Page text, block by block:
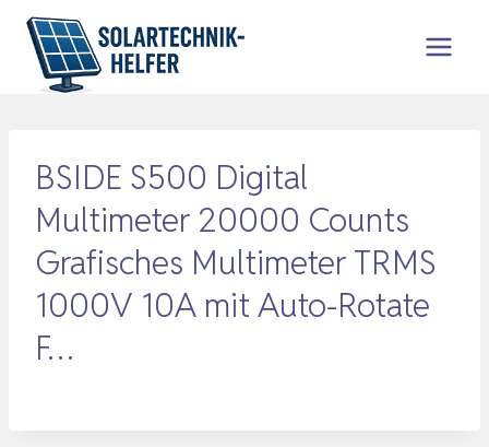
Zum
Inhalt
springen
BSIDE S500 Digital
Multimeter 20000 Counts
Grafisches Multimeter TRMS
1000V 10A mit Auto-Rotate
F…